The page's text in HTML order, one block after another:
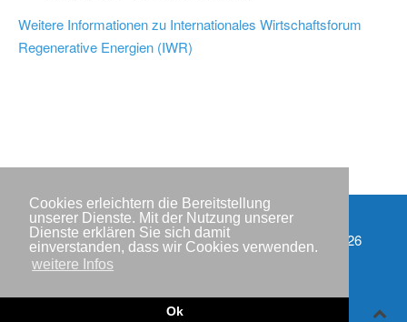
Cookies erleichtern die Bereitstellung
unserer Dienste. Mit der Nutzung unserer
Dienste erklären Sie sich damit
einverstanden, dass wir Cookies verwenden.
weitere Infos
Ok
Weitere Informationen zu Internationales Wirtschaftsforum
Regenerative Energien (IWR)
Partner
Impressum
Datenschutzerklärung
Copyright © IWR 2026